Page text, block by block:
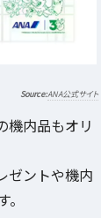
ANA公式サイト
機内品もオリ
ゼントや機内